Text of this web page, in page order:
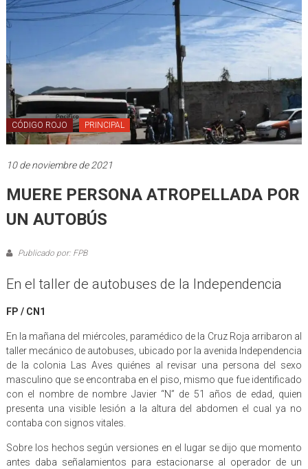
CÓDIGO ROJO PRINCIPAL
10 de noviembre de 2021
MUERE PERSONA ATROPELLADA POR
UN AUTOBÚS
Publicado por: FPB
En el taller de autobuses de la Independencia
FP / CN1
En la mañana del miércoles, paramédico de la Cruz Roja arribaron al
taller mecánico de autobuses, ubicado por la avenida Independencia
de la colonia Las Aves quiénes al revisar una persona del sexo
masculino que se encontraba en el piso, mismo que fue identificado
con el nombre de nombre Javier “N” de 51 años de edad, quien
presenta una visible lesión a la altura del abdomen el cual ya no
contaba con signos vitales.
Sobre los hechos según versiones en el lugar se dijo que momento
antes daba señalamientos para estacionarse al operador de un